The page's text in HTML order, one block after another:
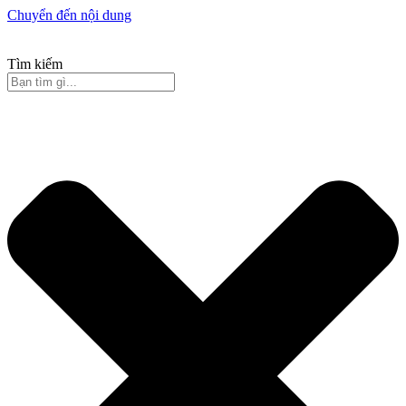
Chuyển đến nội dung
Tìm kiếm